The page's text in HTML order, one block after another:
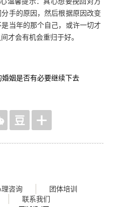
手的原因，然后根据原因改变
当年的那个自己，或许一切才
才会有机会重归于好。
婚姻是否有必要继续下去
理咨询
团体培训
联系我们